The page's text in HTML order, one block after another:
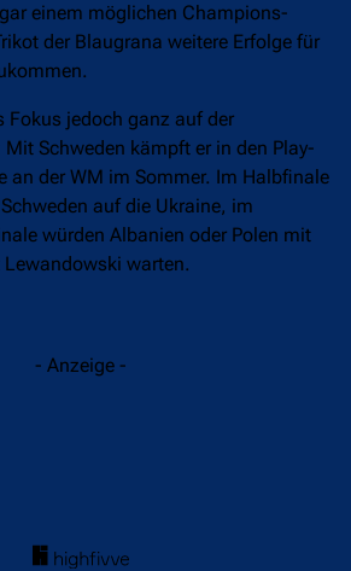
einem möglichen Champions-
der Blaugrana weitere Erfolge für
Fokus jedoch ganz auf der
Schweden kämpft er in den Play-
an der WM im Sommer. Im Halbfinale
auf die Ukraine, im
würden Albanien oder Polen mit
warten.
- Anzeige -